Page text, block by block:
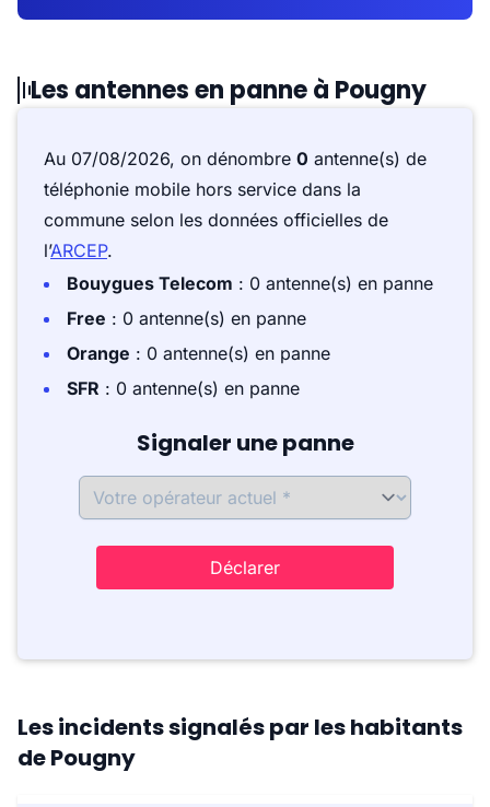
Les antennes en panne à Pougny
Au 07/08/2026, on dénombre 0 antenne(s) de
téléphonie mobile hors service dans la
commune selon les données officielles de
l’ARCEP.
Bouygues Telecom : 0 antenne(s) en panne
Free : 0 antenne(s) en panne
Orange : 0 antenne(s) en panne
SFR : 0 antenne(s) en panne
Signaler une panne
Déclarer
Les incidents signalés par les habitants
de Pougny